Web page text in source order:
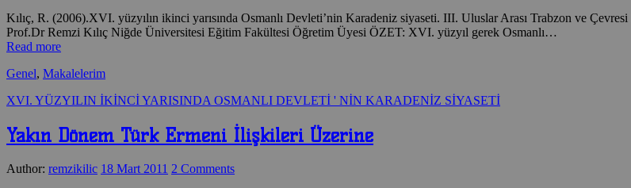
Kılıç, R. (2006).XVI. yüzyılın ikinci yarısında Osmanlı Devleti’nin Karadeniz siyaseti. III. Uluslar Arası Trabzon ve
Prof.Dr Remzi Kılıç Niğde Üniversitesi Eğitim Fakültesi Öğretim Üyesi ÖZET: XVI. yüzyıl gerek Osmanlı…
Read more
Genel, Makalelerim
XVI. YÜZYILIN İKİNCİ YARISINDA OSMANLI DEVLETİ ' NİN KARADENİZ SİYASETİ
Yakın Dönem Türk Ermeni İlişkileri Üzerine
Author: remzikilic 18 Mart 2011 2 Comments